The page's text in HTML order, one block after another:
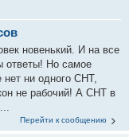
новенький. И на все
ответы! Но самое
нет ни одного СНТ,
не рабочий! А СНТ в
Перейти к сообщению